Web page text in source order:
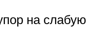
на слабую